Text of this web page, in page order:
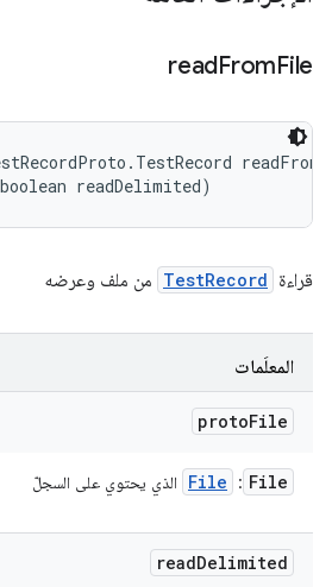
readFromFile
readDelimited)
قراءة TestRecord من ملف وعرضه
المعلَمات
protoFile
File
: ‏
File الذي يحتوي على السجلّ
readDelimited